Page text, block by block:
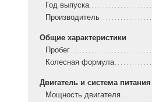
Год выпуска
Производитель
Общие характеристики
Пробег
Колесная формула
Двигатель и система питания
Мощность двигателя